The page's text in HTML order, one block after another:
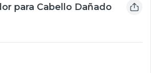
para Cabello Dañado